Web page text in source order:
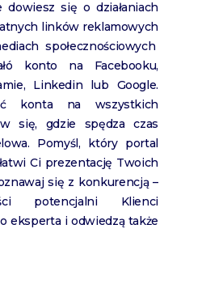
dowiesz się o działaniach
linków reklamowych
społecznościowych
konto na Facebooku,
Linkedin lub Google.
konta na wszystkich
się, gdzie spędza czas
Pomyśl, który portal
Ci prezentację Twoich
się z konkurencją –
potencjalni Klienci
eksperta i odwiedzą także